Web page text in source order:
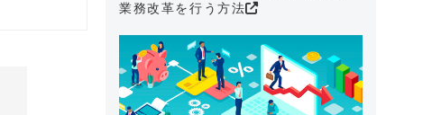
業務改革を行う方法